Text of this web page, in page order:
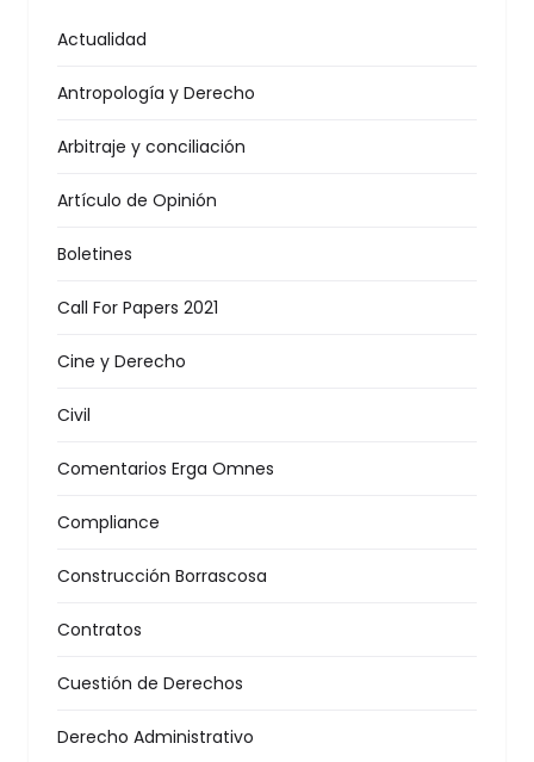
Actualidad
Antropología y Derecho
Arbitraje y conciliación
Artículo de Opinión
Boletines
Call For Papers 2021
Cine y Derecho
Civil
Comentarios Erga Omnes
Compliance
Construcción Borrascosa
Contratos
Cuestión de Derechos
Derecho Administrativo